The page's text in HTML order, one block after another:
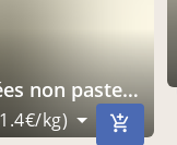
pasteurisées
kg)